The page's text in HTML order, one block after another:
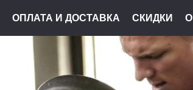
ОПЛАТА И ДОСТАВКА СКИДКИ